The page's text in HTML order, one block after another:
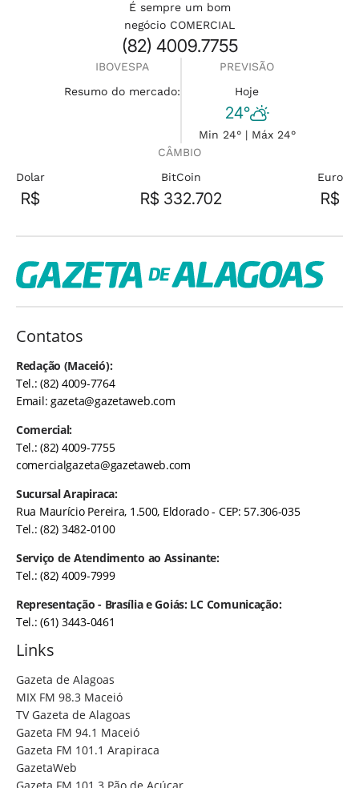
É sempre um bom
negócio COMERCIAL
(82) 4009.7755
IBOVESPA
Resumo do mercado:
PREVISÃO
Hoje
24°
Min 24° | Máx 24°
CÂMBIO
Dolar
R$
BitCoin
R$ 332.702
Euro
R$
Contatos
Redação (Maceió):
Tel.: (82) 4009-7764
Email:gazeta@gazetaweb.com
Comercial:
Tel.: (82) 4009-7755
comercialgazeta@gazetaweb.com
Sucursal Arapiraca:
Rua Maurício Pereira, 1.500, Eldorado - CEP: 57.306-035
Tel.: (82) 3482-0100
Serviço de Atendimento ao Assinante:
Tel.: (82) 4009-7999
Representação - Brasília e Goiás: LC Comunicação:
Tel.: (61) 3443-0461
Links
Gazeta de Alagoas
MIX FM 98.3 Maceió
TV Gazeta de Alagoas
Gazeta FM 94.1 Maceió
Gazeta FM 101.1 Arapiraca
GazetaWeb